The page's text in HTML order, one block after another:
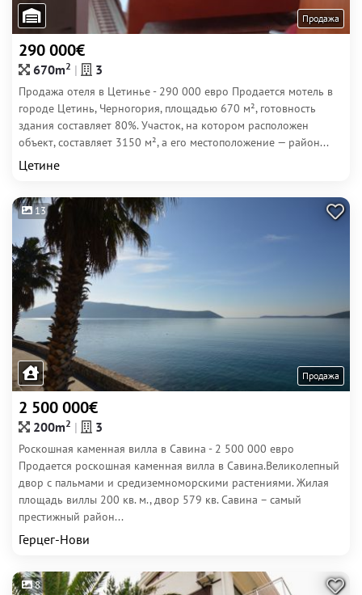
Продажа
290 000€
670m2 3
Продажа отеля в Цетинье - 290 000 евро Продается мотель в
городе Цетинь, Черногория, площадью 670 м², готовность
здания составляет 80%. Участок, на котором расположен
объект, составляет 3150 м², а его местоположение — район...
Цетине
13
Продажа
2 500 000€
200m2 3
Роскошная каменная вилла в Савина - 2 500 000 евро
Продается роскошная каменная вилла в Савина.Великолепный
двор с пальмами и средиземноморскими растениями. Жилая
площадь виллы 200 кв. м., двор 579 кв. Савина – самый
престижный район...
Герцег-Нови
8